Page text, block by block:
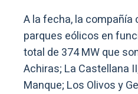
A la fecha, la
parques eólicos en
total de 374 MW que
Achiras; La Castellana
Manque; Los Olivos y